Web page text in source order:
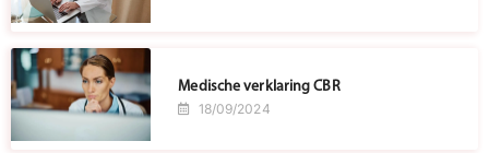
Medische verklaring CBR
18/09/2024